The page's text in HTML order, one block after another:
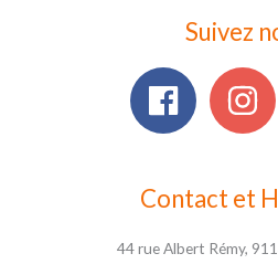
Suivez
Contact et
44 rue Albert Rémy,